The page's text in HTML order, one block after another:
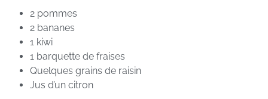
2 pommes
2 bananes
1 kiwi
1 barquette de fraises
Quelques grains de raisin
Jus d’un citron